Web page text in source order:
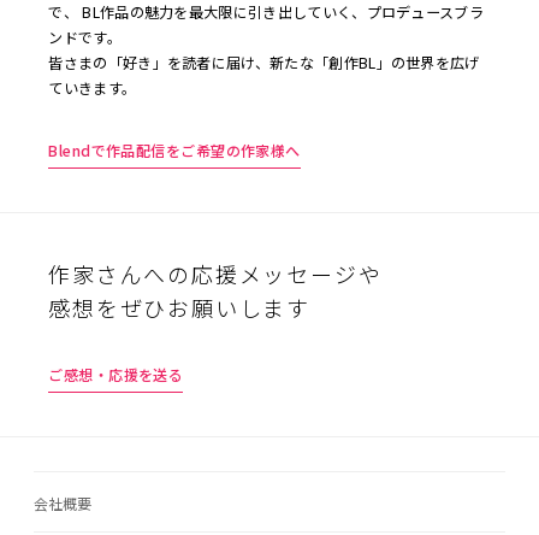
で、 BL作品の魅力を最大限に引き出していく、プロデュースブラ
ンドです。
皆さまの「好き」を読者に届け、新たな「創作BL」の世界を広げ
ていきます。
Blendで作品配信をご希望の作家様へ
作家さんへの応援メッセージや
感想をぜひお願いします
ご感想・応援を送る
会社概要